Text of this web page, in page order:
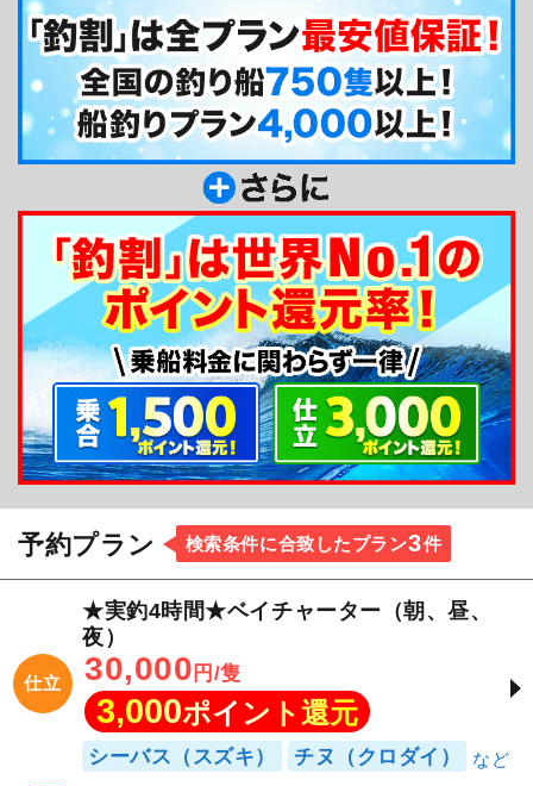
ています。日中の釣りだけではなく夜のロックフィ
ッシュやバチコン、アジングもおすすめです！
釣り船からのメッセージ
大阪湾のチャーター船、SEA BEAT「シービー
ト」ではボートシーバスをはじめ、青物、真鯛、サ
ワラ、タチウオ、チヌ、メバル、アコウ、ロックフ
ィッシなど一年を通して四季折々のターゲットを追
いかけています。超近場のファミリーフィッシング
も承ります！
予約プラン 検索条件に合致したプラン3件
仕立
★実釣4時間★ベイチャーター（朝、昼、
夜）
30,000 円/隻
3,000ポイント還元
シーバス（スズキ） チヌ（クロダイ）